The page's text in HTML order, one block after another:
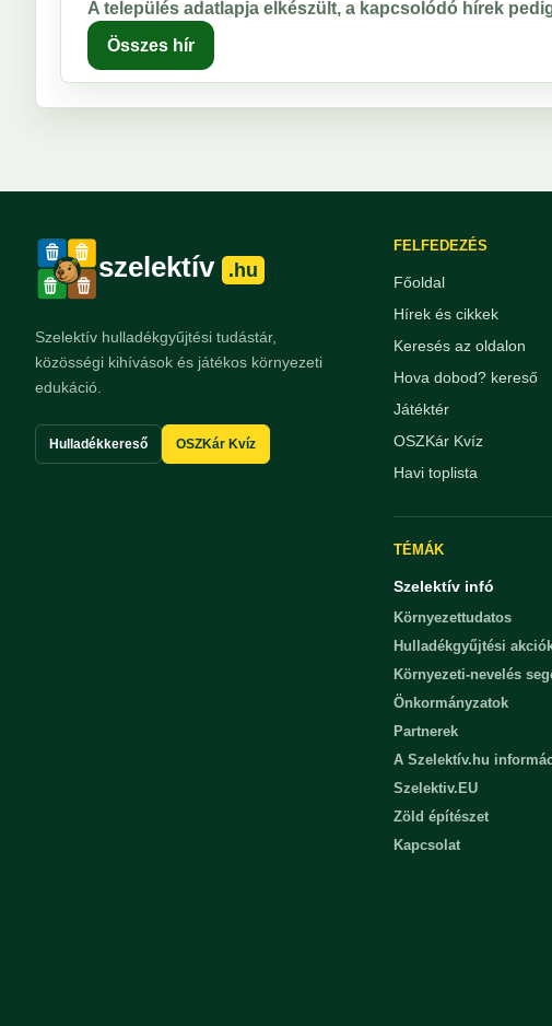
A település adatlapja elkészült, a kapcsolódó hírek
Összes hír
szelektív .hu
Szelektív hulladékgyűjtési tudástár,
közösségi kihívások és játékos környezeti
edukáció.
Hulladékkereső OSZKár Kvíz
FELFEDEZÉS
Főoldal
Hírek és cikkek
Keresés az oldalon
Hova dobod? kereső
Játéktér
OSZKár Kvíz
Havi toplista
TÉMÁK
Szelektív infó
Környezettudatos
Hulladékgyűjtési
Környezeti-nevelés
Önkormányzatok
Partnerek
A Szelektív.hu
Szelektiv.EU
Zöld építészet
Kapcsolat